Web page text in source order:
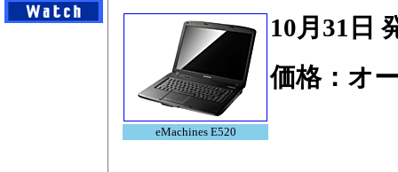
eMachines E520
10月31日
価格：オ